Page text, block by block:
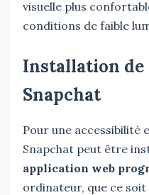
visuelle plus
conditions de faible
Installation de
Snapchat
Pour une accessibilité
Snapchat peut être
application web
ordinateur, que ce